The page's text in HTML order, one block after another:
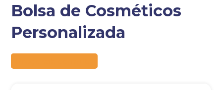
Bolsa de Cosméticos
Personalizada